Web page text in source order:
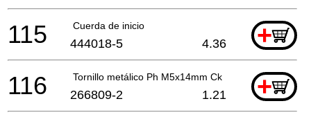
Cuerda de inicio +
115 444018-5 4.36
Tornillo metálico Ph M5x14mm Ck +
116 266809-2 1.21